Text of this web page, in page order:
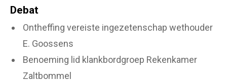
Debat
Ontheffing vereiste ingezetenschap wethouder
E. Goossens
Benoeming lid klankbordgroep Rekenkamer
Zaltbommel